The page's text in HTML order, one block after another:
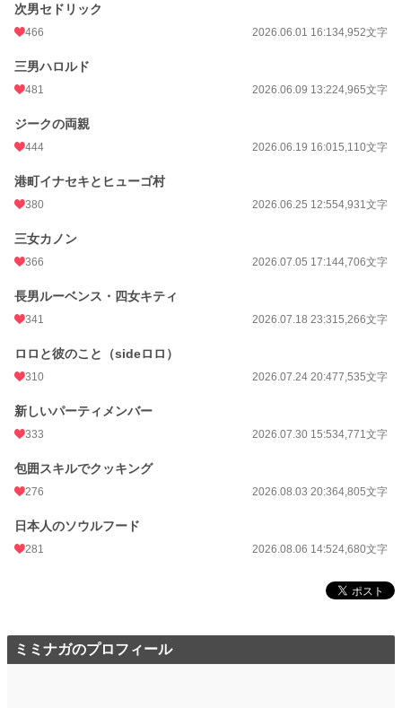
次男セドリック
466 2026.06.01 16:134,952文字
三男ハロルド
481 2026.06.09 13:224,965文字
ジークの両親
444 2026.06.19 16:015,110文字
港町イナセキとヒューゴ村
380 2026.06.25 12:554,931文字
三女カノン
366 2026.07.05 17:144,706文字
長男ルーベンス・四女キティ
341 2026.07.18 23:315,266文字
ロロと彼のこと（sideロロ）
310 2026.07.24 20:477,535文字
新しいパーティメンバー
333 2026.07.30 15:534,771文字
包囲スキルでクッキング
276 2026.08.03 20:364,805文字
日本人のソウルフード
281 2026.08.06 14:524,680文字
ミミナガのプロフィール